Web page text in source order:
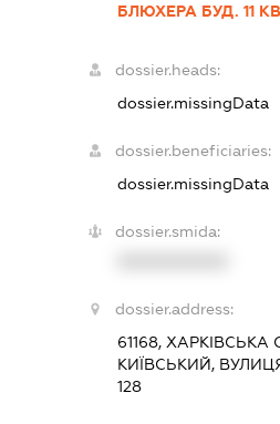
БЛЮХЕРА БУД. 11
dossier.heads:
dossier.missingData
dossier.beneficiaries:
dossier.missingData
dossier.smida:
dossier.address:
61168, ХАРКІВСЬКА
КИЇВСЬКИЙ,
128